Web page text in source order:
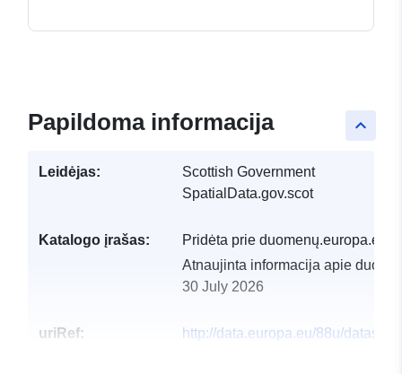
keyboard_arrow_up
Papildoma informacija
Leidėjas:
Scottish Government
SpatialData.gov.scot
Katalogo įrašas: Pridėta prie duomenų.europa.eu:
Atnaujinta informacija apie
30 July 2026
uriRef: http://data.europa.eu/88u/dataset/